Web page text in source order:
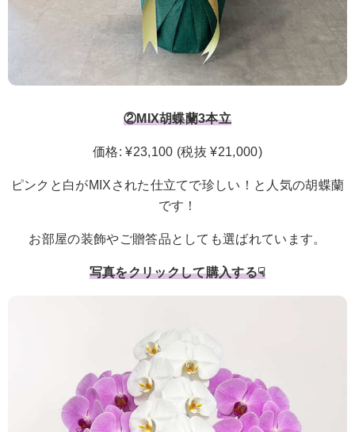
②MIX胡蝶蘭3本立
価格: ¥23,100 (税抜 ¥21,000)
ピンクと白がMIXされた仕立てで珍しい！と人気の胡蝶蘭
です！
お部屋の装飾やご贈答品としても選ばれています。
写真をクリックして購入する☟